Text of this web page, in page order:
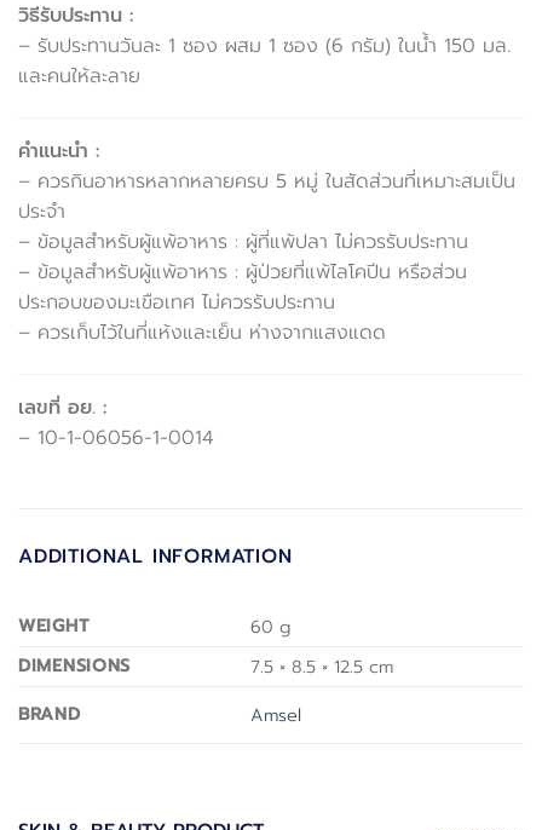
วิธีรับประทาน :
– รับประทานวันละ 1 ซอง ผสม 1 ซอง (6 กรัม) ในน้ำ 150 มล.
และคนให้ละลาย
คำแนะนำ :
– ควรกินอาหารหลากหลายครบ 5 หมู่ ในสัดส่วนที่เหมาะสมเป็น
ประจำ
– ข้อมูลสำหรับผู้แพ้อาหาร : ผู้ที่แพ้ปลา ไม่ควรรับประทาน
– ข้อมูลสำหรับผู้แพ้อาหาร : ผู้ป่วยที่แพ้ไลโคปีน หรือส่วน
ประกอบของมะเขือเทศ ไม่ควรรับประทาน
– ควรเก็บไว้ในที่แห้งและเย็น ห่างจากแสงแดด
เลขที่ อย. :
– 10-1-06056-1-0014
ADDITIONAL INFORMATION
WEIGHT
60 g
DIMENSIONS
7.5 × 8.5 × 12.5 cm
BRAND
Amsel